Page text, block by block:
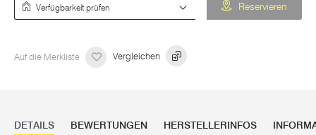
Reservieren
Auf die Merkliste Vergleichen
DETAILS BEWERTUNGEN HERSTELLERINFOS